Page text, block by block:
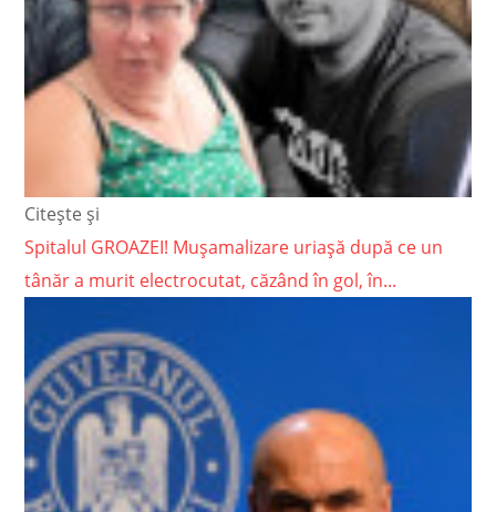
Citește și
Spitalul GROAZEI! Mușamalizare uriașă după ce un
tânăr a murit electrocutat, căzând în gol, în...